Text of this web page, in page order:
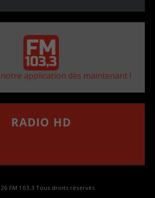
application dès maintenant !
RADIO HD
FM 103,3 Tous droits réservés.